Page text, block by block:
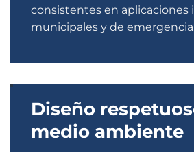
consistentes en aplicaciones
municipales y de
Diseño
medio ambiente